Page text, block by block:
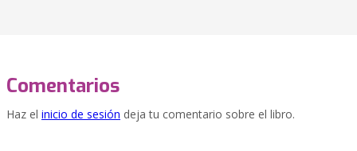
Comentarios
Haz el inicio de sesión deja tu comentario sobre el libro.